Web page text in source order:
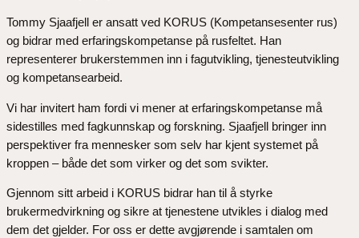
Tommy Sjaafjell er ansatt ved KORUS (Kompetansesenter rus)
og bidrar med erfaringskompetanse på rusfeltet. Han
representerer brukerstemmen inn i fagutvikling, tjenesteutvikling
og kompetansearbeid.
Vi har invitert ham fordi vi mener at erfaringskompetanse må
sidestilles med fagkunnskap og forskning. Sjaafjell bringer inn
perspektiver fra mennesker som selv har kjent systemet på
kroppen – både det som virker og det som svikter.
Gjennom sitt arbeid i KORUS bidrar han til å styrke
brukermedvirkning og sikre at tjenestene utvikles i dialog med
dem det gjelder. For oss er dette avgjørende i samtalen om